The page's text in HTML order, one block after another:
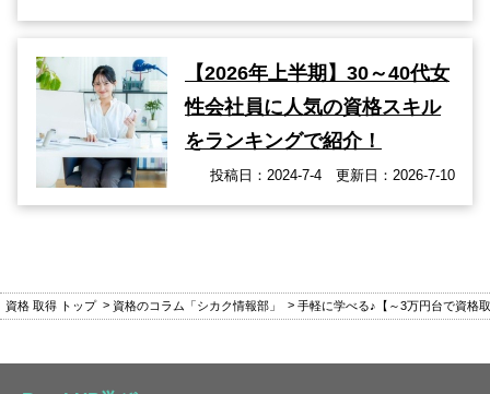
【2026年上半期】30～40代女
性会社員に人気の資格スキル
をランキングで紹介！
投稿日：2024-7-4 更新日：2026-7-10
資格 取得 トップ 資格のコラム「シカク情報部」 手軽に学べる♪【～3万円台で資格